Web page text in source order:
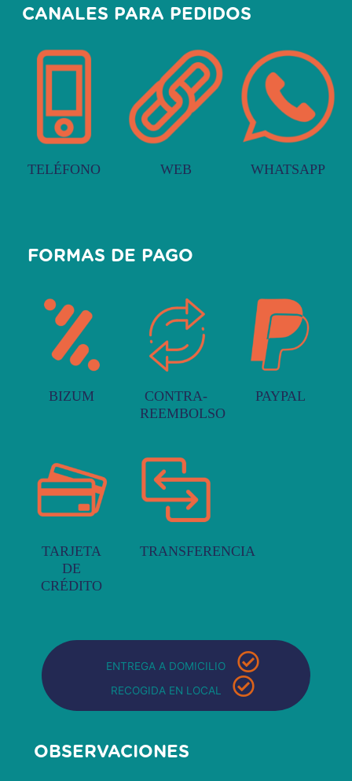
CANALES PARA PEDIDOS
TELÉFONO WEB WHATSAPP
FORMAS DE PAGO
BIZUM
CONTRA-
REEMBOLSO
PAYPAL
TARJETA
DE
CRÉDITO
TRANSFERENCIA
ENTREGA A DOMICILIO
RECOGIDA EN LOCAL
OBSERVACIONES